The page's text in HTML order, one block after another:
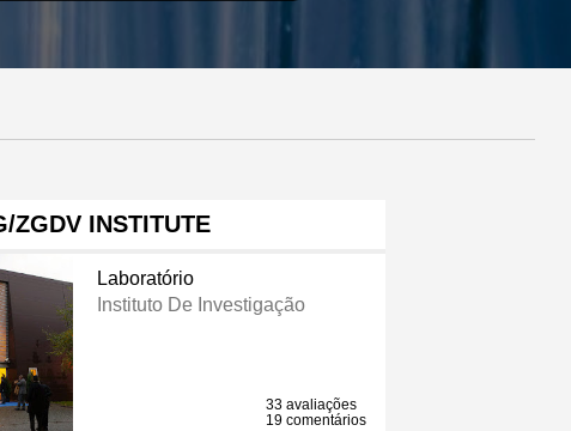
ZGDV INSTITUTE
Laboratório
Instituto De Investigação
33 avaliações
19 comentários